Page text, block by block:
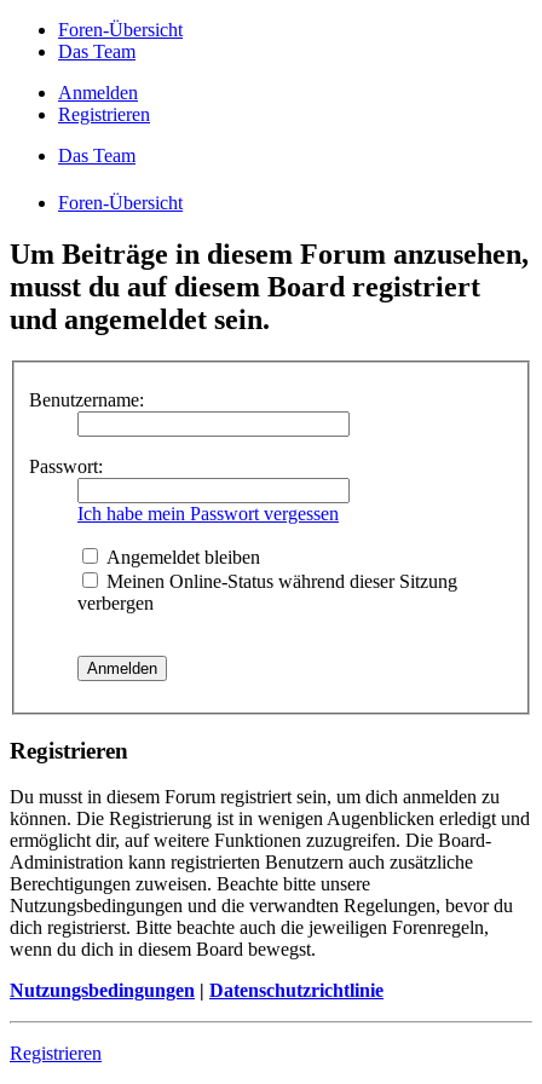
Foren-Übersicht
Das Team
Anmelden
Registrieren
Das Team
Foren-Übersicht
Um Beiträge in diesem Forum anzusehen,
musst du auf diesem Board registriert
und angemeldet sein.
Benutzername:
Passwort:
Ich habe mein Passwort vergessen
Angemeldet bleiben
Meinen Online-Status während dieser Sitzung
verbergen
Registrieren
Du musst in diesem Forum registriert sein, um dich anmelden zu
können. Die Registrierung ist in wenigen Augenblicken erledigt und
ermöglicht dir, auf weitere Funktionen zuzugreifen. Die Board-
Administration kann registrierten Benutzern auch zusätzliche
Berechtigungen zuweisen. Beachte bitte unsere
Nutzungsbedingungen und die verwandten Regelungen, bevor du
dich registrierst. Bitte beachte auch die jeweiligen Forenregeln,
wenn du dich in diesem Board bewegst.
Nutzungsbedingungen | Datenschutzrichtlinie
Registrieren